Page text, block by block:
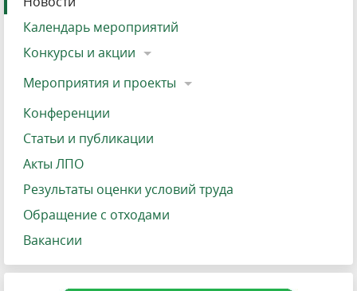
Календарь мероприятий
Конкурсы и акции
Мероприятия и проекты
Конференции
Статьи и публикации
Акты ЛПО
Результаты оценки условий труда
Обращение с отходами
Вакансии